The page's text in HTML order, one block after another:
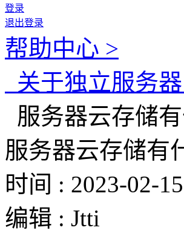
登录
退出登录
帮助中心 >
关于独立服务
服务器云存储
服务器云存储有
时间 : 2023-02-
编辑 : Jtti